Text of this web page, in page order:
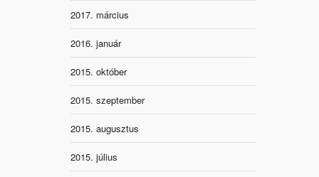
2017. március
2016. január
2015. október
2015. szeptember
2015. augusztus
2015. július